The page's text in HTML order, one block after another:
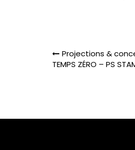
Navigation
de
Projections &
TEMPS ZÉRO – PS